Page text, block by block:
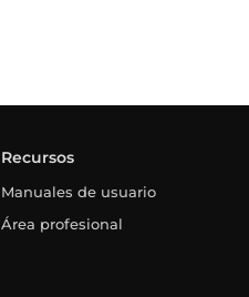
Recursos
Manuales de usuario
Área profesional